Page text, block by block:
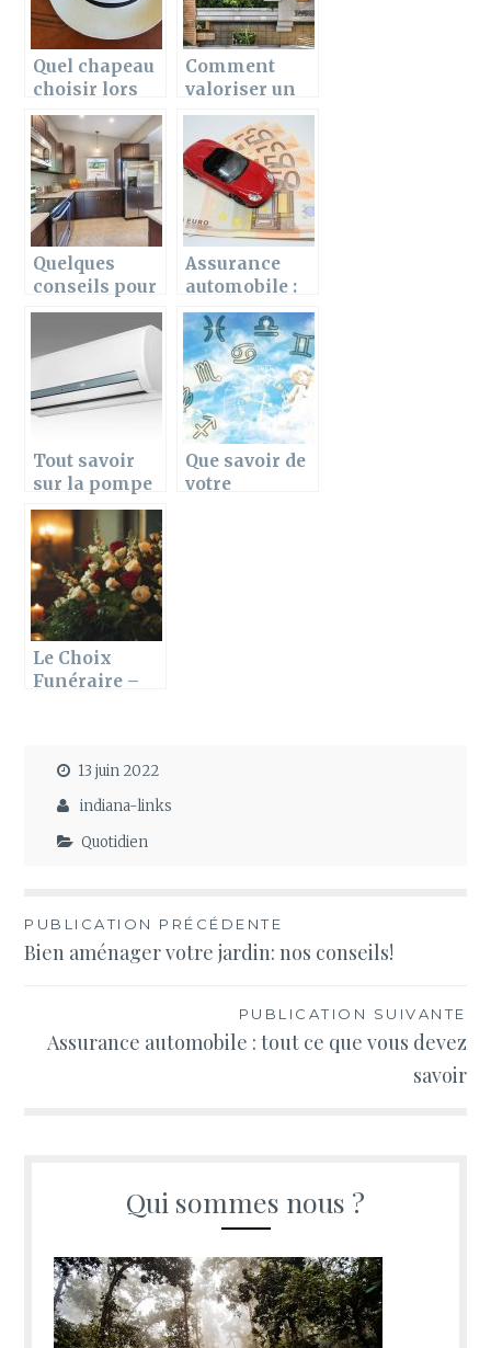
Quel chapeau
choisir lors
d’une
communion,
un mariage
ou un
bapteme ?
Comment
valoriser un
petit espace
exterieur ?
Quelques
conseils pour
choisir des
appareils
électroménag
ers de cuisine
Assurance
automobile :
tout ce que
vous devez
savoir
Tout savoir
sur la pompe
à chaleur
réversible
Que savoir de
votre
Le Choix
Funéraire –
témoignages
13 juin 2022
indiana-links
Quotidien
Navigation
de
PUBLICATION PRÉCÉDENTE
Bien aménager votre jardin: nos conseils!
PUBLICATION SUIVANTE
Assurance automobile : tout ce que vous devez
savoir
Qui sommes nous ?